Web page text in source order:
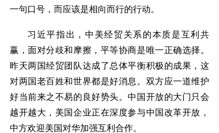
一句口号，而应该是相向而行的行动。
习近平指出，中美经贸关系的本质是互利共
赢，面对分歧和摩擦，平等协商是唯一正确选择。
昨天两国经贸团队达成了总体平衡积极的成果，这
对两国老百姓和世界都是好消息。双方应一道维护
好当前来之不易的良好势头。中国开放的大门只会
越开越大，美国企业正在深度参与中国改革开放，
中方欢迎美国对华加强互利合作。